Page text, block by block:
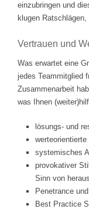
einzubringen und
klugen
Vertrauen und
Was erwartet eine
jedes Teammitglied
Zusammenarbeit
was Ihnen
lösungs- und
werteorientierte
systemisches
provokativer
Sinn von
Penetrance
Best Practice